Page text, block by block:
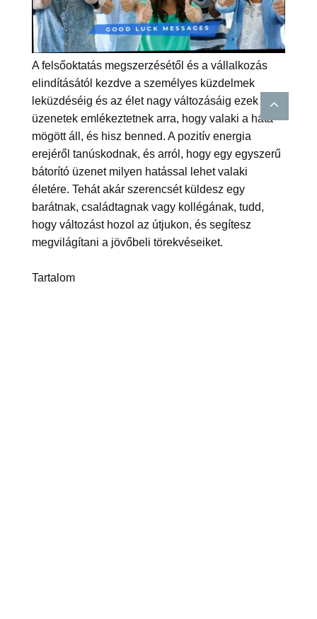
A felsőoktatás megszerzésétől és a vállalkozás
elindításától kezdve a személyes küzdelmek
leküzdéséig és az élet nagy változásáig ezek az
üzenetek emlékeztetnek arra, hogy valaki a háta
mögött áll, és hisz benned. A pozitív energia
erejéről tanúskodnak, és arról, hogy egy egyszerű
bátorító üzenet milyen hatással lehet valaki
életére. Tehát akár szerencsét küldesz egy
barátnak, családtagnak vagy kollégának, tudd,
hogy változást hozol az útjukon, és segítesz
megvilágítani a jövőbeli törekvéseiket.
Tartalom